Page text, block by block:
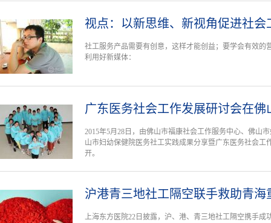
视点：以新思维、新视角促进社会
社工服务产品需要有创意，这样才能创益；要学会有效的
利用好新媒体：
广东医务社会工作发展研讨会在佛
2015年5月28日，由佛山市福康社会工作服务中心、佛山
山市妇幼保健院医务社工实践成果分享暨广东医务社会工
开。
沪港青三地社工隔空联手救助青海
上海东方医院22日披露，沪、港、青三地社工隔空携手